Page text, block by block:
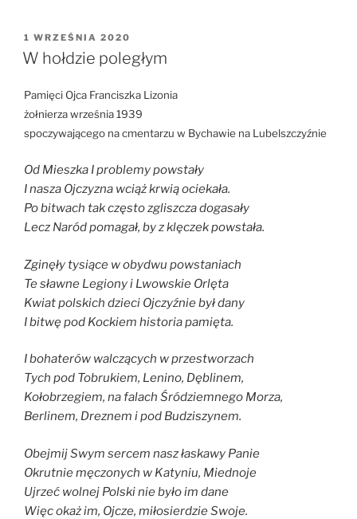
OPUBLIKOWANE
W
1 WRZEŚNIA 2020
W hołdzie poległym
Pamięci Ojca Franciszka Lizonia
żołnierza września 1939
spoczywającego na cmentarzu w Bychawie na Lubelszczyźnie
Od Mieszka I problemy powstały
I nasza Ojczyzna wciąż krwią ociekała.
Po bitwach tak często zgliszcza dogasały
Lecz Naród pomagał, by z klęczek powstała.
Zginęły tysiące w obydwu powstaniach
Te sławne Legiony i Lwowskie Orlęta
Kwiat polskich dzieci Ojczyźnie był dany
I bitwę pod Kockiem historia pamięta.
I bohaterów walczących w przestworzach
Tych pod Tobrukiem, Lenino, Dęblinem,
Kołobrzegiem, na falach Śródziemnego Morza,
Berlinem, Dreznem i pod Budziszynem.
Obejmij Swym sercem nasz łaskawy Panie
Okrutnie męczonych w Katyniu, Miednoje
Ujrzeć wolnej Polski nie było im dane
Więc okaż im, Ojcze, miłosierdzie Swoje.